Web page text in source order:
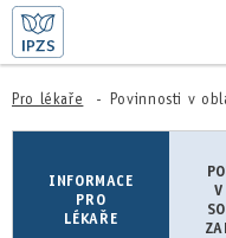
ŽIVOTNÍ SITUACE
O NÁS
Pro lékaře Povinnosti v oblasti sociálního
INFORMACE
PRO
LÉKAŘE